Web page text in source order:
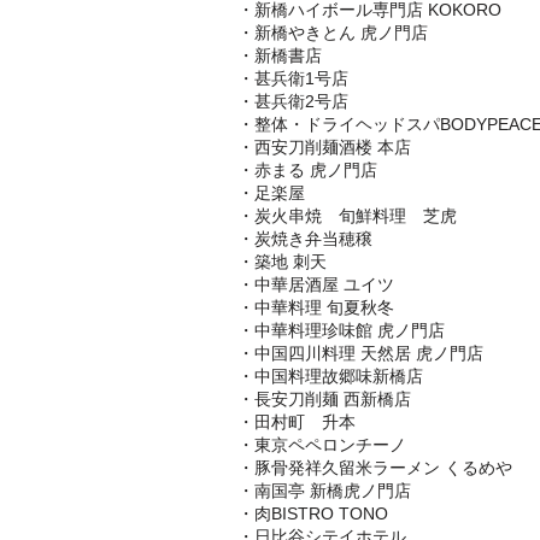
・新橋ハイボール専門店 KOKORO
・新橋やきとん 虎ノ門店
・新橋書店
・甚兵衛1号店
・甚兵衛2号店
・整体・ドライヘッドスパ
・西安刀削麺酒楼 本店
・赤まる 虎ノ門店
・足楽屋
・炭火串焼 旬鮮料理 芝虎
・炭焼き弁当穂穣
・築地 刺天
・中華居酒屋 ユイツ
・中華料理 旬夏秋冬
・中華料理珍味館 虎ノ門店
・中国四川料理 天然居 虎ノ門店
・中国料理故郷味新橋店
・長安刀削麺 西新橋店
・田村町 升本
・東京ペペロンチーノ
・豚骨発祥久留米ラーメン くるめや
・南国亭 新橋虎ノ門店
・肉BISTRO TONO
・日比谷シテイホテル